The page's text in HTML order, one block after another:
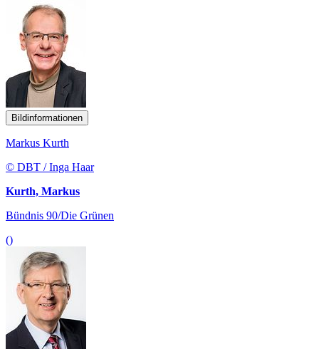
Bildinformationen
Markus Kurth
© DBT / Inga Haar
Kurth, Markus
Bündnis 90/Die Grünen
()